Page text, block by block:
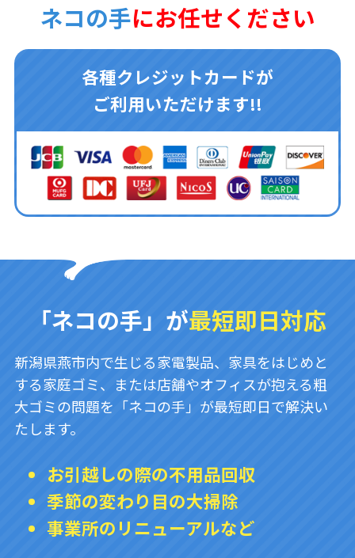
ネコの手にお任せください
各種クレジットカードが
ご利用いただけます!!
「ネコの手」が最短即日対応
新潟県燕市内で生じる家電製品、家具をはじめと
する家庭ゴミ、または店舗やオフィスが抱える粗
大ゴミの問題を「ネコの手」が最短即日で解決い
たします。
お引越しの際の不用品回収
季節の変わり目の大掃除
事業所のリニューアルなど